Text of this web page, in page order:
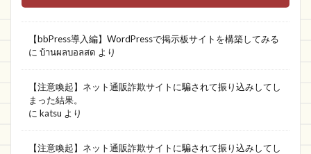
【bbPress導入編】WordPressで掲示板サイトを構築してみる
に บ้านผลบอลสด より
【注意喚起】ネット通販詐欺サイトに騙されて振り込みしてし
まった結果。
に katsu より
【注意喚起】ネット通販詐欺サイトに騙されて振り込みしてし